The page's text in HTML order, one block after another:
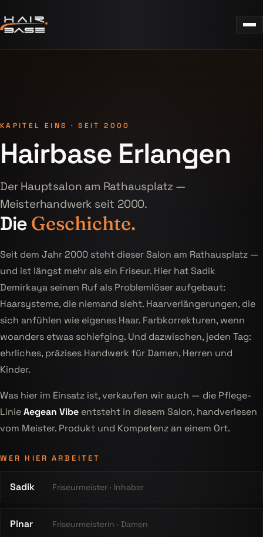
KAPITEL EINS · SEIT 2000
Hairbase Erlangen
Der Hauptsalon am Rathausplatz —
Meisterhandwerk seit 2000.
Die Geschichte.
Seit dem Jahr 2000 steht dieser Salon am Rathausplatz —
und ist längst mehr als ein Friseur. Hier hat Sadik
Demirkaya seinen Ruf als Problemlöser aufgebaut:
Haarsysteme, die niemand sieht. Haarverlängerungen, die
sich anfühlen wie eigenes Haar. Farbkorrekturen, wenn
woanders etwas schiefging. Und dazwischen, jeden Tag:
ehrliches, präzises Handwerk für Damen, Herren und
Kinder.
Was hier im Einsatz ist, verkaufen wir auch — die Pflege-
LinieAegean Vibe entsteht in diesem Salon, handverlesen
vom Meister. Produkt und Kompetenz an einem Ort.
WER HIER ARBEITET
Sadik Friseurmeister · Inhaber
Pinar Friseurmeisterin · Damen